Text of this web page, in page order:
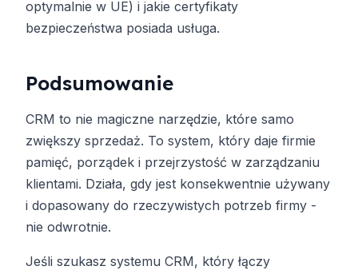
optymalnie w UE) i jakie certyfikaty
bezpieczeństwa posiada usługa.
Podsumowanie
CRM to nie magiczne narzędzie, które samo
zwiększy sprzedaż. To system, który daje firmie
pamięć, porządek i przejrzystość w zarządzaniu
klientami. Działa, gdy jest konsekwentnie używany
i dopasowany do rzeczywistych potrzeb firmy -
nie odwrotnie.
Jeśli szukasz systemu CRM, który łączy